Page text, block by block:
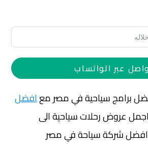
عبر الواتساب
برامج سياحية في مصر معافضل
عروض رحلات سياحية الى
افضل شركة سياحة في مصر